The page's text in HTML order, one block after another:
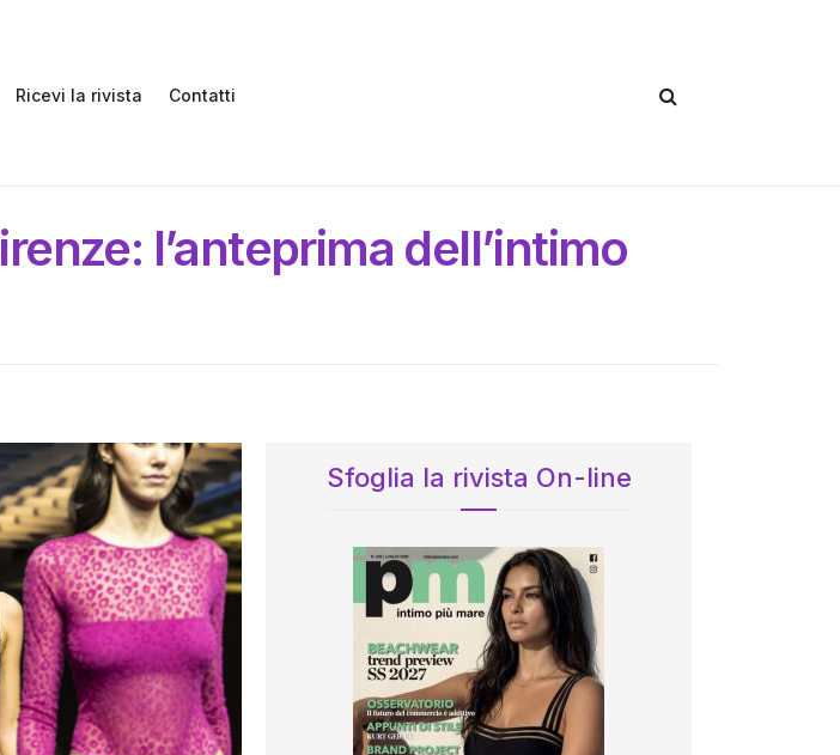
Ricevi la rivista Contatti
l’anteprima dell’intimo
Sfoglia la rivista On-line